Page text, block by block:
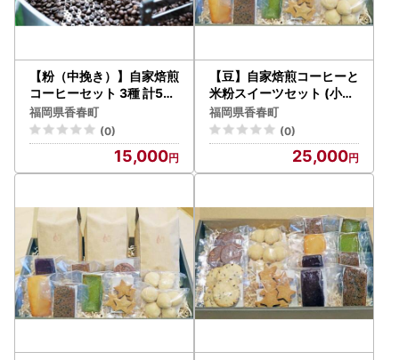
【粉（中挽き）】自家焙煎
コーヒーセット 3種 計50
0g（エチオピア、グアテ
マラ、季節のブレンド） H
AN 深煎り
福岡県香春町
(0)
15,000
【豆】自家焙煎コーヒーと
米粉スイーツセット (小麦
・卵・乳製品不使用) HAN
3種 計13個 フィナンシェ
スノーボール クッキー
福岡県香春町
(0)
25,000